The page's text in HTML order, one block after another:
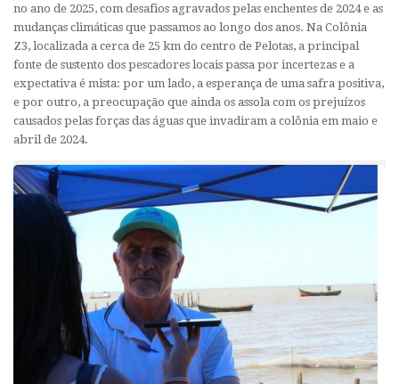
no ano de 2025, com desafios agravados pelas enchentes de 2024 e as
mudanças climáticas que passamos ao longo dos anos. Na Colônia
Z3, localizada a cerca de 25 km do centro de Pelotas, a principal
fonte de sustento dos pescadores locais passa por incertezas e a
expectativa é mista: por um lado, a esperança de uma safra positiva,
e por outro, a preocupação que ainda os assola com os prejuízos
causados pelas forças das águas que invadiram a colônia em maio e
abril de 2024.